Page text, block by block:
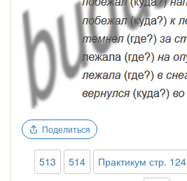
Поделиться
513 514 Практикум стр. 124